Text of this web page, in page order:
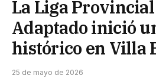
La Liga
Adaptado inició
histórico en Villa
25 de mayo de 2026